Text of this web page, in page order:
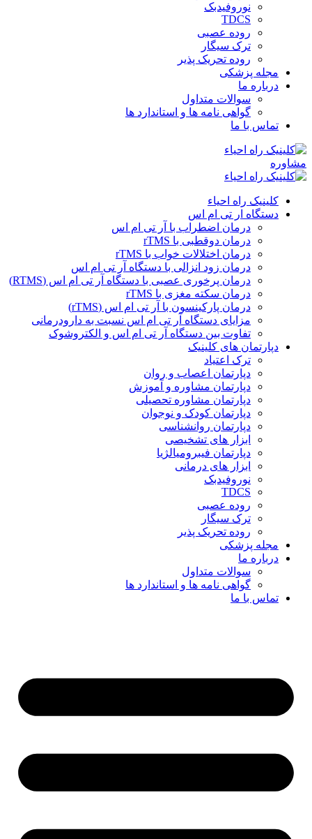
نوروفیدبک
TDCS
روده عصبی
ترک سیگار
روده تحریک پذیر
مجله پزشکی
درباره ما
سوالات متداول
گواهی نامه ها و استاندارد ها
تماس با ما
مشاوره
کلینیک راه احیاء
دستگاه ار تی ام اس
درمان اضطراب با آر تی ام اس
درمان دوقطبی با rTMS
درمان اختلالات خواب با rTMS
درمان زود انزالی با دستگاه آر تی ام اس
درمان پرخوری عصبی با دستگاه آر تی ام اس (RTMS)
درمان سکته مغزی با rTMS
درمان پارکینسون با آر تی ام اس (rTMS)
مزایای دستگاه آر تی ام اس نسبت به دارودرمانی
تفاوت بین دستگاه آر تی ام اس و الکتروشوک
دپارتمان های کلینیک
ترک اعتیاد
دپارتمان اعصاب و روان
دپارتمان مشاوره و آموزش
دپارتمان مشاوره تحصیلی
دپارتمان کودک و نوجوان
دپارتمان روانشناسی
ابزار های تشخیصی
دپارتمان فیبرومیالژیا
ابزار های درمانی
نوروفیدبک
TDCS
روده عصبی
ترک سیگار
روده تحریک پذیر
مجله پزشکی
درباره ما
سوالات متداول
گواهی نامه ها و استاندارد ها
تماس با ما